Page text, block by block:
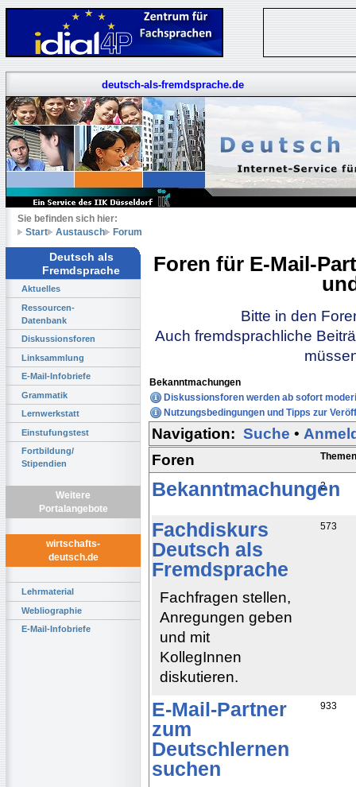
deutsch-als-fremdsprache.de
Sie befinden sich hier:
Start
Austausch Forum
Deutsch als
Fremdsprache
Aktuelles
Ressourcen-
Datenbank
Diskussionsforen
Linksammlung
E-Mail-Infobriefe
Grammatik
Lernwerkstatt
Einstufungstest
Fortbildung/
Stipendien
Weitere
Portalangebote
wirtschafts-
deutsch.de
Lehrmaterial
Webliographie
E-Mail-Infobriefe
Foren für E-Mail-
Bitte in den
Auch fremdsprachliche
Bekanntmachungen
Diskussionsforen werden ab sofort
Nutzungsbedingungen und Tipps zur
Navigation: Suche •
Themen
Foren
2
Bekanntmachungen
573
Fachdiskurs
Deutsch als
Fremdsprache
Fachfragen stellen,
Anregungen geben
und mit
KollegInnen
diskutieren.
933
E-Mail-Partner
zum
Deutschlernen
suchen